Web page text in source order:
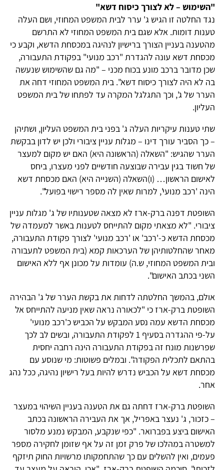
"השימוש – לא לצורך כיסוח דשא"
נגד החלטה זו הגיש ג' ערר לבית המשפט המחוזי, ושם העלה
טענות דומות. אלא שגם בית המשפט המחוזי לא התרשם
מהטענה בעניין הצורך ברישיון לנהיגה במכסחת הדשא, וקבע כי
מכסחת דשא עונה להגדרת "רכב מנועי" בפקודת התעבורה,
שכן מדובר ברכב מונע בכוח מכני – "מה גם שהשימוש שנעשה
בה לא היה לצורך כיסוח דשא". בית המשפט המחוזי דחה את
הערר של ג', וכך התגלגל המקרה עד לפתחו של בית המשפט
העליון.
שתי טענות עיקריות העלה ג' בפני בית המשפט העליון, ושתיהן
– כך הסביר עורך דינו – מגלות עניין ציבורי ולכן יש לדון בבקשת
הערר שהגיש: "השאלה (הראשונה היא) האם יש מקום למעצר
של חשוד בגין עבירה שבוצעה חודשיים לפני מעצרו, ביחס
לאישום הראשון… (ו)השאלה (השנייה היא) האם מכסחת דשא
הינה 'רכב מנועי', למרות שאין לה מספר רישוי בפועל".
השופטת דפנה ברק-ארז לא מצאה שטענותיו של ג' מגלות עניין
ציבורי. "לא מצאתי מקום להתייחס לטענות באשר למעמדה של
מכסחת הדשא כ-'רכב' או 'רכב מנועי' לצורך פקודת התעבורה,
מאחר שהחלטותיהן של הערכאות קמא (בית המשפט לתעבורה
ובית המשפט המחוזי, ש.ה) עומדות על מכונן אף ללא האישום
השני בכתב האישום".
אולם, בהמשך החלטתה לדחות את בקשת הערר של ג' הבהירה
השופטת ברק-ארז כי "לכאורה נראה שאין מניעה להתייחס אל
מכסחת הדשא עמה נסע המבקש על הכביש כ'רכב מנועי'
על-פי ההגדרה בסעיף 1 לפקודת התעבורה, ובשים לב לכך
שפרשנות מונח זה בפקודת התעבורה הינה רחבה יחסית
בהתאם לתכלית הפקודה". ובמלים פשוטות: מי שנוסע עם
מכסחת דשא על הכביש נדרש להיות בעל רישיון נהיגה, ככל נהג
אחר.
השופטת ברק-ארז דחתה גם את הטענה בעניין השיהוי במעצר
– כזכור, ג' נעצר באפריל, אך את העבירה הראשונה בכתב
האישום ביצע בפברואר. "כפי שנקבע, המבקש נמנע מלסור
למשטרה במהלכו של פרק זמן זה על אף שזומן לחקירה מספר
פעמים, ואין להשלים עם כך שהתחמקותו מרשויות החוק תיזקף